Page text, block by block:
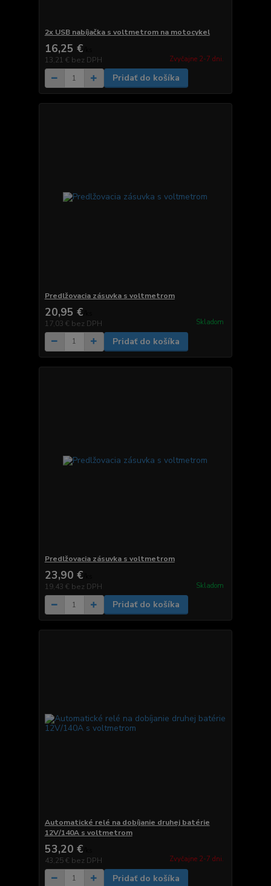
2x USB nabíjačka s voltmetrom na motocykel
16,25 €
13,21 € bez DPH Zvyčajne 2-7 dni.
Pridať do košíka
Predlžovacia zásuvka s voltmetrom
20,95 €
17,03 € bez DPH Skladom
Pridať do košíka
Predlžovacia zásuvka s voltmetrom
23,90 €
19,43 € bez DPH Skladom
Pridať do košíka
Automatické relé na dobíjanie druhej batérie
12V/140A s voltmetrom
53,20 €
43,25 € bez DPH Zvyčajne 2-7 dni.
Pridať do košíka